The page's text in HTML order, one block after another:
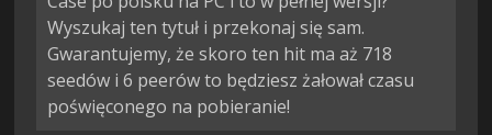
Wyszukaj ten tytuł i przekonaj się sam.
Gwarantujemy, że skoro ten hit ma aż 718
seedów i 6 peerów to będziesz żałował czasu
poświęconego na pobieranie!